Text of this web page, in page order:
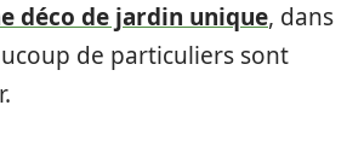
déco de jardin unique, dans
de particuliers sont